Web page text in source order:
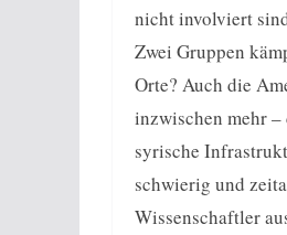
nicht involviert
Zwei Gruppen
Orte? Auch die
inzwischen mehr
syrische
schwierig und
Wissenschaftler